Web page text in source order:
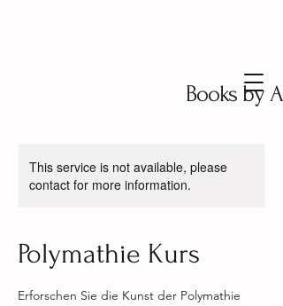
Books by
This service is not available, please
contact for more information.
Polymathie Kurs
Erforschen Sie die Kunst der Polymathie